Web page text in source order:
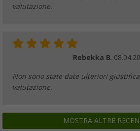
valutazione.
Rebekka B.
Non sono state date ulteriori
valutazione.
MOSTRA ALTRE